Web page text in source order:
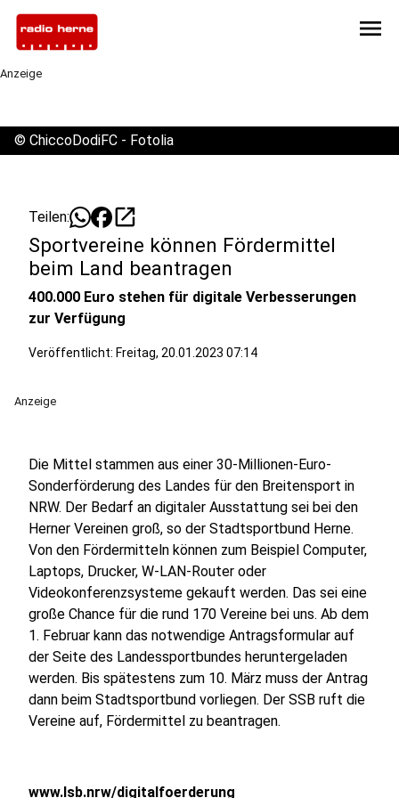
menu
Anzeige
© ChiccoDodiFC - Fotolia
Teilen: open_in_new
Sportvereine können Fördermittel
beim Land beantragen
400.000 Euro stehen für digitale Verbesserungen
zur Verfügung
Veröffentlicht: Freitag, 20.01.2023 07:14
Anzeige
Die Mittel stammen aus einer 30-Millionen-Euro-
Sonderförderung des Landes für den Breitensport in
NRW. Der Bedarf an digitaler Ausstattung sei bei den
Herner Vereinen groß, so der Stadtsportbund Herne.
Von den Fördermitteln können zum Beispiel Computer,
Laptops, Drucker, W-LAN-Router oder
Videokonferenzsysteme gekauft werden. Das sei eine
große Chance für die rund 170 Vereine bei uns. Ab dem
1. Februar kann das notwendige Antragsformular auf
der Seite des Landessportbundes heruntergeladen
werden. Bis spätestens zum 10. März muss der Antrag
dann beim Stadtsportbund vorliegen. Der SSB ruft die
Vereine auf, Fördermittel zu beantragen.
www.lsb.nrw/digitalfoerderung